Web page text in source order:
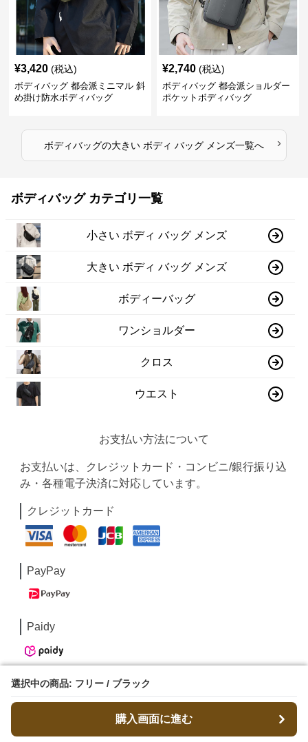
選択中の商品: フリー / ブラック
購入画面に進む
選択中の商品: フリー / ブラック
購入画面に進む
¥3,420 (税込)
ボディバッグ 都会派ミニマル 斜
め掛け防水ボディバッグ
¥2,740 (税込)
ボディバッグ 都会派ショルダー
ポケットボディバッグ
ボディバッグの大きい ボディ バッグ メンズ一覧へ ›
ボディバッグ カテゴリ一覧
小さい ボディ バッグ メンズ
大きい ボディ バッグ メンズ
ボディーバッグ
ワンショルダー
クロス
ウエスト
お支払い方法について
お支払いは、クレジットカード・コンビニ/銀行振り込
み・各種電子決済に対応しています。
クレジットカード
PayPay
Paidy
Google Pay / Apple Pay